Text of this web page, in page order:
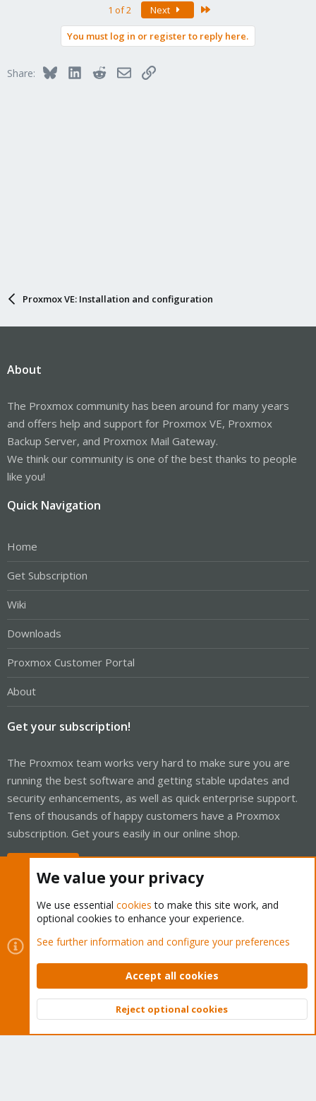
1 of 2 Next
You must log in or register to reply here.
Share: BlueskyLinkedInRedditEmailLink
Proxmox VE: Installation and configuration
About
The Proxmox community has been around for many years
and offers help and support for Proxmox VE, Proxmox
Backup Server, and Proxmox Mail Gateway.
We think our community is one of the best thanks to people
like you!
Quick Navigation
Home
Get Subscription
Wiki
Downloads
Proxmox Customer Portal
About
Get your subscription!
The Proxmox team works very hard to make sure you are
running the best software and getting stable updates and
security enhancements, as well as quick enterprise support.
Tens of thousands of happy customers have a Proxmox
subscription. Get yours easily in our online shop.
Cookies
Proxmox Support Forum - Light Mode
Contact us
Terms and rules Privacy policy Help Home
Community platform by XenForo © 2010-2026 XenForo Ltd.
Top
We value your privacy
We use essential cookies to make this site work, and
optional cookies to enhance your experience.
See further information and configure your preferences
Accept all cookies
Reject optional cookies